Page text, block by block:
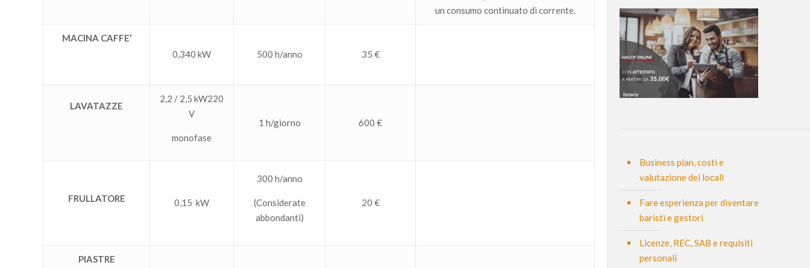
un consumo continuato di corrente.
MACINA CAFFE’
0,340 kW
500 h/anno 35 €
LAVATAZZE
2,2 / 2,5 kW220
V
monofase
1 h/giorno 600 €
FRULLATORE 0,15 kW
300 h/anno
(Considerate
abbondanti)
20 €
PIASTRE
Business plan, costi e
valutazione dei locali
Fare esperienza per diventare
baristi e gestori
Licenze, REC, SAB e requisiti
personali